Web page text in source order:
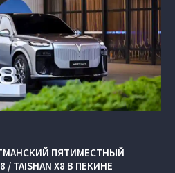
ПЯТИМЕСТНЫЙ
TAISHAN X8 В ПЕКИНЕ